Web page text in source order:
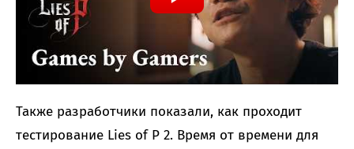
Также разработчики показали, как проходит
тестирование Lies of P 2. Время от времени для